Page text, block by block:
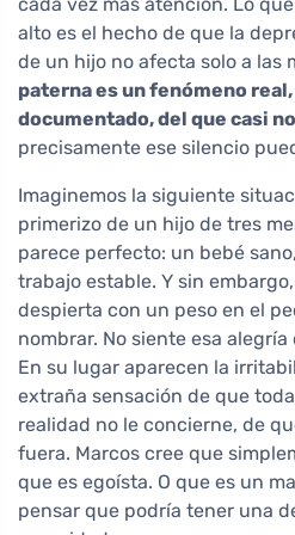
alto es el hecho de que la
de un hijo no afecta solo a las
paterna es un fenómeno
documentado, del que casi
precisamente ese silencio
Imaginemos la siguiente
primerizo de un hijo de tres
parece perfecto: un bebé
trabajo estable. Y sin
despierta con un peso en el
nombrar. No siente esa
En su lugar aparecen la
extraña sensación de que
realidad no le concierne, de
fuera. Marcos cree que
que es egoísta. O que es un
pensar que podría tener una